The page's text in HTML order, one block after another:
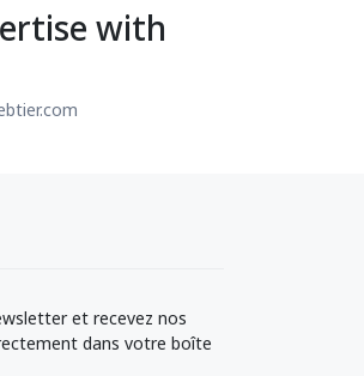
with
et recevez nos
dans votre boîte